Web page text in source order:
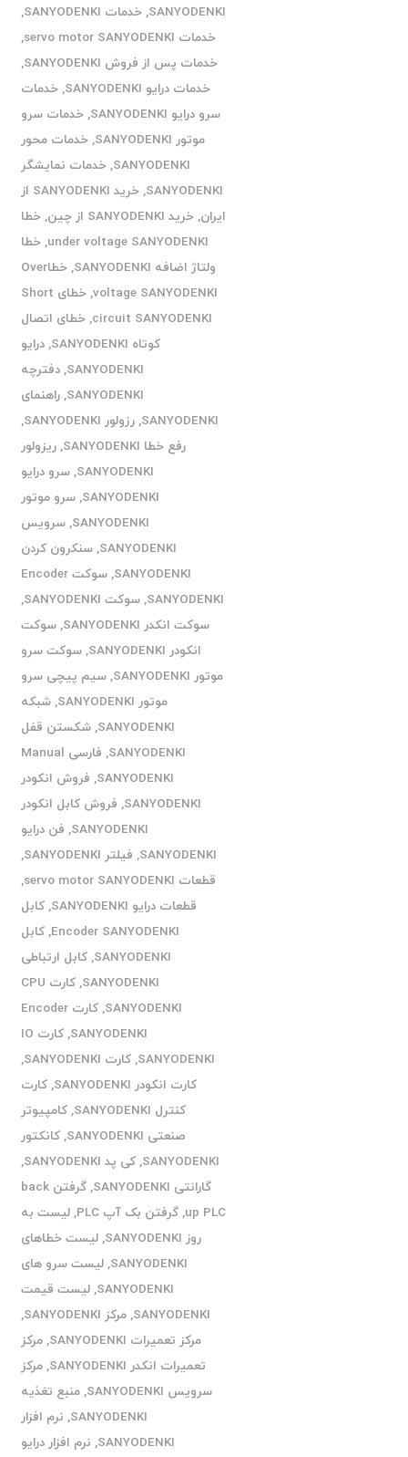
SANYODENKI
,خدمات SANYODENKI
,
خدمات servo motor SANYODENKI
,
خدمات پس از فروش SANYODENKI
,
خدمات درایو SANYODENKI
,خدمات
سرو درایو SANYODENKI
,خدمات سرو
موتور SANYODENKI
,خدمات محور
SANYODENKI
,خدمات نمایشگر
SANYODENKI
,
خرید SANYODENKI از
ایران,خرید SANYODENKI از چین ,خطا
under voltage SANYODENKI
,خطا
ولتاژ اضافه SANYODENKI
,
خطاOver
voltage SANYODENKI
,
خطای Short
circuit SANYODENKI
,خطای اتصال
کوتاه SANYODENKI
,درایو
SANYODENKI
,دفترچه
SANYODENKI
,راهنمای
SANYODENKI
,رزولور SANYODENKI
,
رفع خطا SANYODENKI
,ریزولور
SANYODENKI
,سرو درایو
SANYODENKI
,سرو موتور
SANYODENKI
,سرویس
SANYODENKI
,سنکرون کردن
SANYODENKI
,
سوکت Encoder
SANYODENKI
,سوکت SANYODENKI
,
سوکت انکدر SANYODENKI
,سوکت
انکودر SANYODENKI
,سوکت سرو
موتور SANYODENKI
,سیم پیچی سرو
موتور SANYODENKI
,شبکه
SANYODENKI
,شکستن قفل
SANYODENKI
,
فارسی Manual
SANYODENKI
, فروش انکودر
SANYODENKI
, فروش کابل انکودر
SANYODENKI
, فن درایو
SANYODENKI
, فیلتر SANYODENKI
,
قطعات servo motor SANYODENKI
,
قطعات درایو SANYODENKI
,کابل
Encoder SANYODENKI
,کابل
SANYODENKI
,کابل ارتباطی
SANYODENKI
,
کارت CPU
SANYODENKI
,
کارت Encoder
SANYODENKI
,
کارت IO
SANYODENKI
,کارت SANYODENKI
,
کارت انکودر SANYODENKI
,کارت
کنترل SANYODENKI
,کامپیوتر
صنعتی SANYODENKI
,کانکتور
SANYODENKI
,کی پد SANYODENKI
,
گارانتی SANYODENKI
,
گرفتن back
up PLC
,گرفتن بک آپ PLC ,لیست به
روز SANYODENKI
,لیست خطاهای
SANYODENKI
,لیست سرو های
SANYODENKI
,لیست قیمت
SANYODENKI
,مرکز SANYODENKI
,
مرکز تعمیرات SANYODENKI
,مرکز
تعمیرات انکدر SANYODENKI
,مرکز
سرویس SANYODENKI
,منبع تغذیه
SANYODENKI
, نرم افزار
SANYODENKI
, نرم افزار درایو